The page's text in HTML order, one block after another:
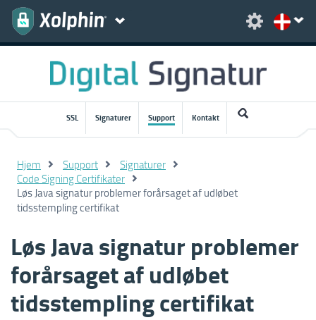
SSL Signaturer Support Kontakt
Hjem Support
Signaturer
Code Signing Certifikater
Løs Java signatur problemer forårsaget af udløbet
tidsstempling certifikat
Løs Java signatur problemer
forårsaget af udløbet
tidsstempling certifikat